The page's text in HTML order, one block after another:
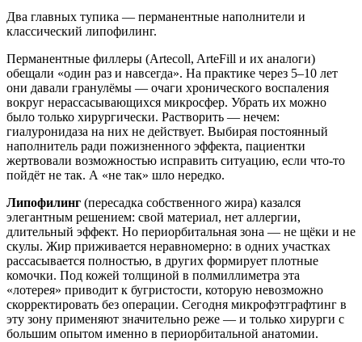
Два главных тупика — перманентные наполнители и
классический липофилинг.
Перманентные филлеры (Artecoll, ArteFill и их аналоги)
обещали «один раз и навсегда». На практике через 5–10 лет
они давали гранулёмы — очаги хронического воспаления
вокруг нерассасывающихся микросфер. Убрать их можно
было только хирургически. Растворить — нечем:
гиалуронидаза на них не действует. Выбирая постоянный
наполнитель ради пожизненного эффекта, пациентки
жертвовали возможностью исправить ситуацию, если что-то
пойдёт не так. А «не так» шло нередко.
Липофилинг (пересадка собственного жира) казался
элегантным решением: свой материал, нет аллергии,
длительный эффект. Но периорбитальная зона — не щёки и не
скулы. Жир приживается неравномерно: в одних участках
рассасывается полностью, в других формирует плотные
комочки. Под кожей толщиной в полмиллиметра эта
«лотерея» приводит к бугристости, которую невозможно
скорректировать без операции. Сегодня микрофэтграфтинг в
эту зону применяют значительно реже — и только хирурги с
большим опытом именно в периорбитальной анатомии.